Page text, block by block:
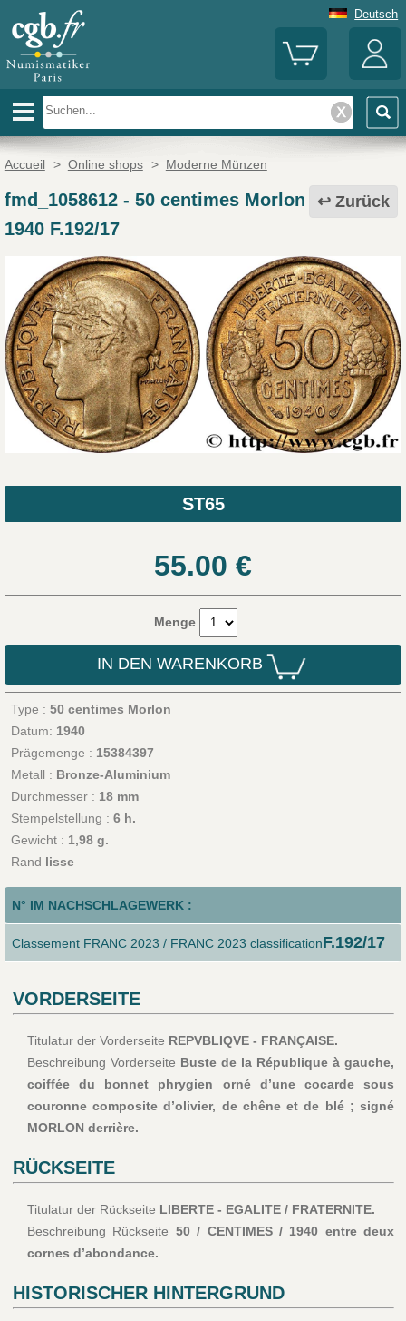
Deutsch
Accueil > Online shops > Moderne Münzen
Zurück
fmd_1058612- 50 centimes Morlon
1940 F.192/17
ST65
55.00 €
Menge
IN DEN WARENKORB
Type : 50 centimes Morlon
Datum: 1940
Prägemenge : 15384397
Metall : Bronze-Aluminium
Durchmesser : 18 mm
Stempelstellung : 6 h.
Gewicht : 1,98 g.
Rand lisse
N° IM NACHSCHLAGEWERK :
Classement FRANC 2023 / FRANC 2023 classificationF.192/17
VORDERSEITE
Titulatur der Vorderseite REPVBLIQVE - FRANÇAISE.
Beschreibung Vorderseite Buste de la République à gauche,
coiffée du bonnet phrygien orné d’une cocarde sous
couronne composite d’olivier, de chêne et de blé ; signé
MORLON derrière.
RÜCKSEITE
Titulatur der Rückseite LIBERTE - EGALITE / FRATERNITE.
Beschreibung Rückseite 50 / CENTIMES / 1940 entre deux
cornes d’abondance.
HISTORISCHER HINTERGRUND